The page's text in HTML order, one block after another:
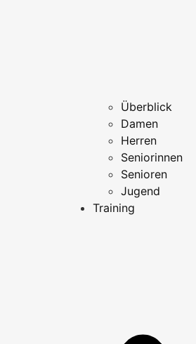
Überblick
Damen
Herren
Seniorinnen
Senioren
Jugend
Training